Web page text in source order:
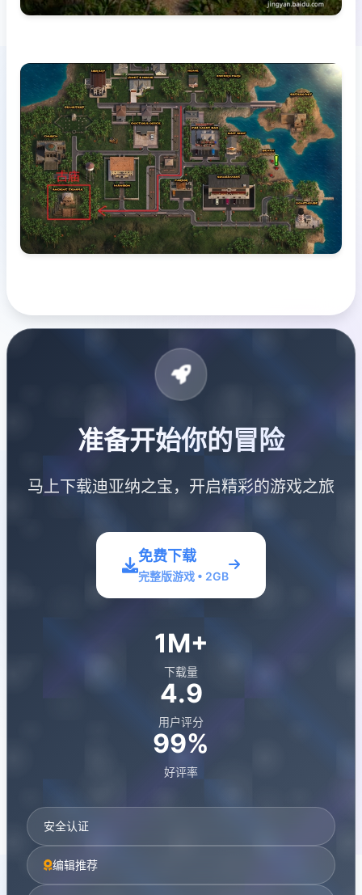
准备开始你的冒险
马上下载迪亚纳之宝，开启精彩的游戏之旅
免费下载
完整版游戏 • 2GB
1M+
下载量
4.9
用户评分
99%
好评率
安全认证
编辑推荐